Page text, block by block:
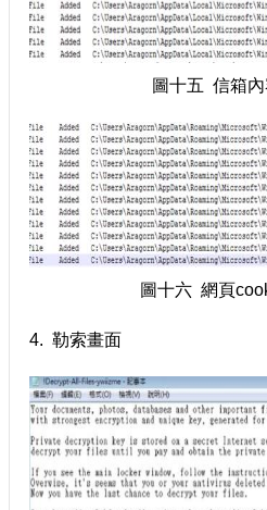
圖十五 信箱
圖十六 網頁
4. 勒索畫面